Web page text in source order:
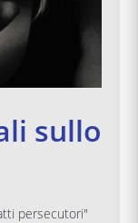
sullo
persecutori"